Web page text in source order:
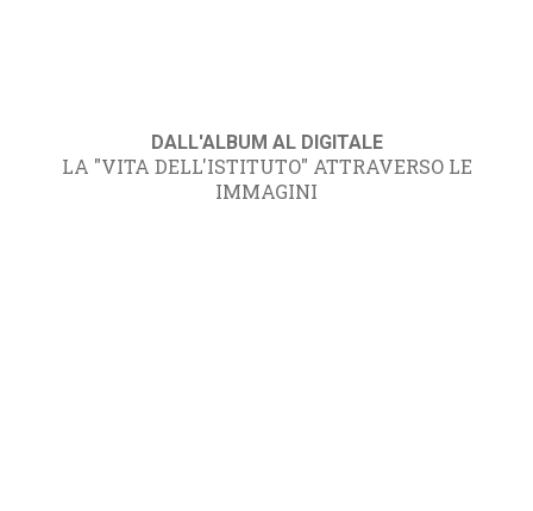
DALL'ALBUM AL DIGITALE
LA "VITA DELL'ISTITUTO" ATTRAVERSO LE
IMMAGINI